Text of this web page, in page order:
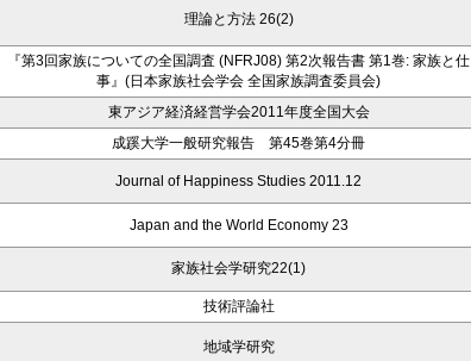
理論と方法 26(2)
『第3回家族についての全国調査 (NFRJ08) 第2次報告書 第1巻: 家族と仕
事』(日本家族社会学会 全国家族調査委員会)
東アジア経済経営学会2011年度全国大会
成蹊大学一般研究報告 第45巻第4分冊
Journal of Happiness Studies 2011.12
Japan and the World Economy 23
家族社会学研究22(1)
技術評論社
地域学研究